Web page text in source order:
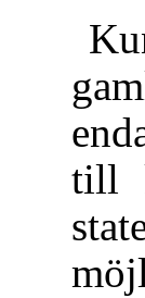
till